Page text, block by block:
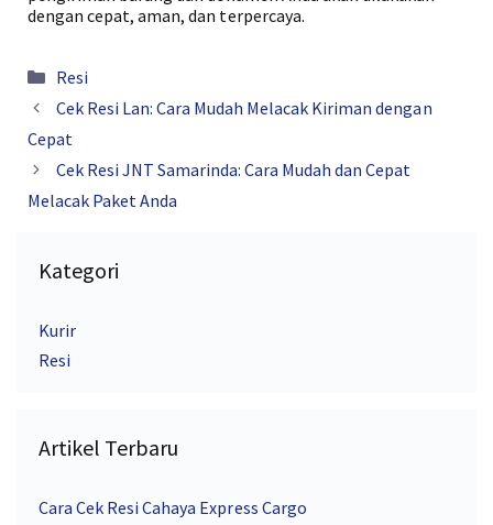
dengan cepat, aman, dan terpercaya.
Kategori
Resi
Cek Resi Lan: Cara Mudah Melacak Kiriman dengan
Cepat
Cek Resi JNT Samarinda: Cara Mudah dan Cepat
Melacak Paket Anda
Kategori
Kurir
Resi
Artikel Terbaru
Cara Cek Resi Cahaya Express Cargo